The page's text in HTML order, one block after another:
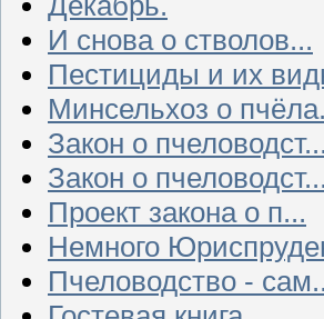
И снова о стволов...
Пестициды и их
Минсельхоз о
Закон о пчеловодст...
Закон о пчеловодст...
Проект закона о п...
Немного
Пчеловодство -